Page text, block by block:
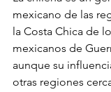
mexicano de las
la Costa Chica de
mexicanos de
aunque su
otras regiones